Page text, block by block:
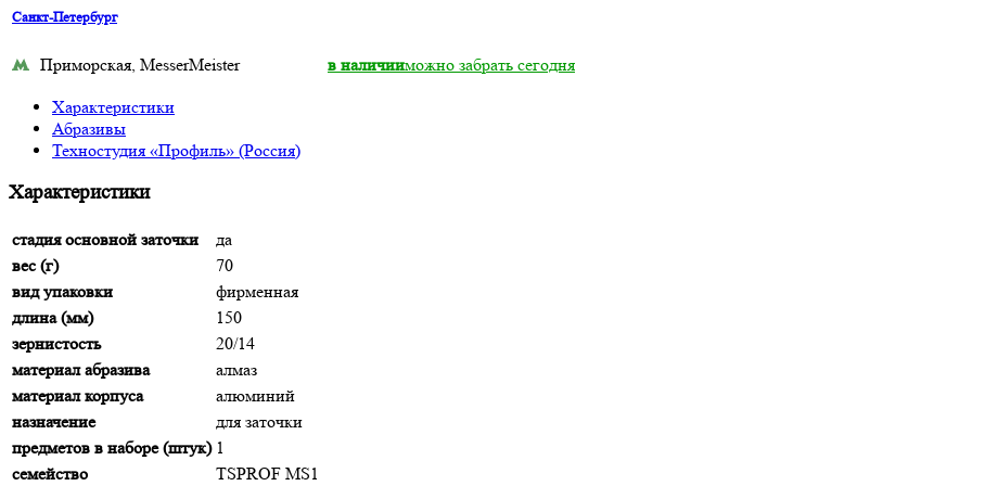
Санкт-Петербург
Приморская, MesserMeister в наличииможно забрать сегодня
Характеристики
Абразивы
Техностудия «Профиль» (Россия)
Характеристики
cтадия основной заточки
да
вес (г)
70
вид упаковки
фирменная
длина (мм)
150
зернистость
20/14
материал абразива
алмаз
материал корпуса
алюминий
назначение
для заточки
предметов в наборе (штук) 1
семейство
TSPROF MS1